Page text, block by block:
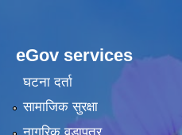
eGov services
घटना दर्ता
सामाजिक सुरक्षा
नागरिक वडापत्र